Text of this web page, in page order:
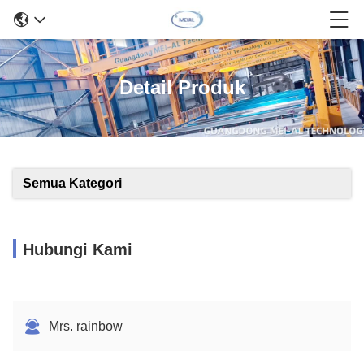
Detail Produk
Semua Kategori
Hubungi Kami
Mrs. rainbow